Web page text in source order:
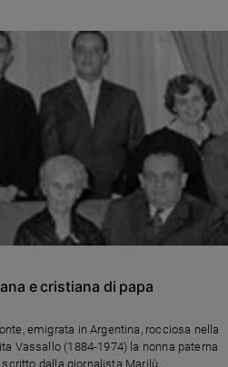
e cristiana di papa
emigrata in Argentina, rocciosa nella
Vassallo (1884-1974) la nonna paterna
dalla giornalista Marilù